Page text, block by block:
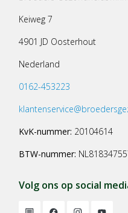
Keiweg 7
4901 JD Oosterhout
Nederland
0162-453223
KvK-nummer: 20104614
BTW-nummer:
Volg ons op social